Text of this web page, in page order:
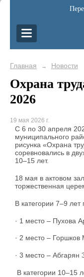
Главная → Новости
Охрана
2026
19 мая 2026 г.
С 6 по 30 апреля
муниципального
рисунка «Охрана
соревновались в
10–15 лет.
18 мая в актовом
торжественная
В категории 7–9 лет
· 1 место – Пухова
· 2 место –
· 3 место – Абгарян
В категории 10–15